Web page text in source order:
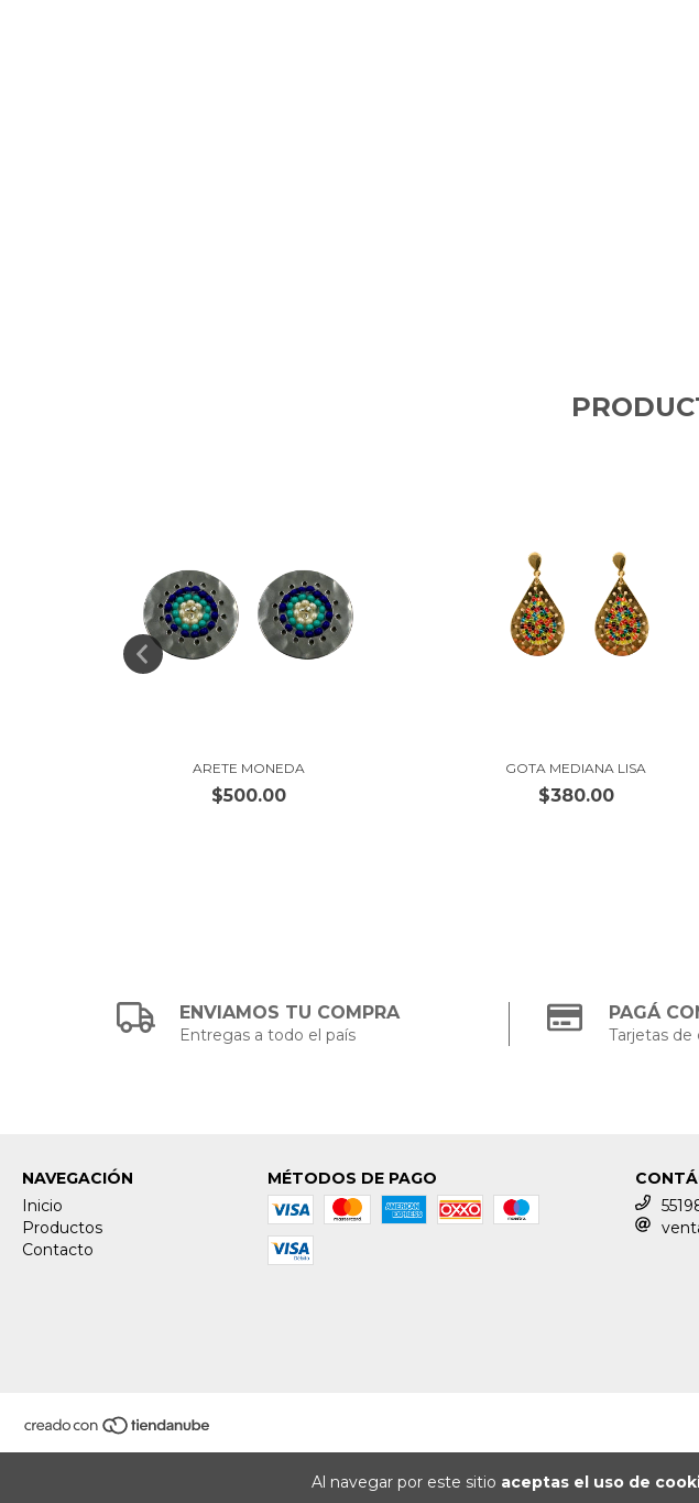
Al navegar por este sitio aceptas el uso de
ARETE MONEDA
$500.00
GOTA MEDIANA LISA
$380.00
ENVIAMOS TU COMPRA
Entregas a todo el país
PAGÁ
Tarjetas
NAVEGACIÓN
Inicio
Productos
Contacto
MÉTODOS DE PAGO